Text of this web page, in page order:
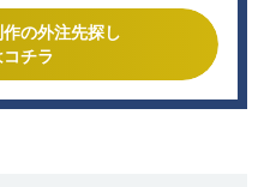
の外注先探し
チラ